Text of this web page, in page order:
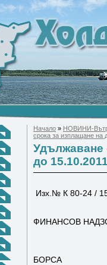
Начало » НОВИНИ-
срока за изплащане на
Удължаване
до
Изх.№ К
ФИНАНСОВ
БОРСА